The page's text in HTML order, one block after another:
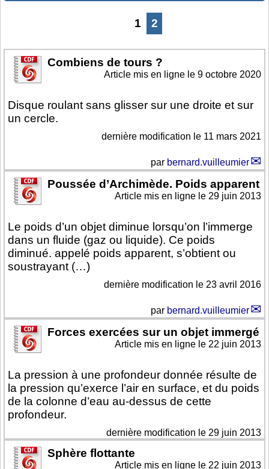
1 2
Combiens de tours ?
Disque roulant sans glisser sur une droite et sur
un cercle.
Article mis en ligne le 9 octobre 2020
dernière modification le 11 mars 2021
par bernard.vuilleumier
Poussée d’Archimède. Poids apparent
Le poids d’un objet diminue lorsqu’on l’immerge
dans un fluide (gaz ou liquide). Ce poids
diminué. appelé poids apparent, s’obtient ou
soustrayant (…)
Article mis en ligne le 29 juin 2013
dernière modification le 23 avril 2016
par bernard.vuilleumier
Forces exercées sur un objet immergé
La pression à une profondeur donnée résulte de
la pression qu’exerce l’air en surface, et du poids
de la colonne d’eau au-dessus de cette
profondeur.
Article mis en ligne le 22 juin 2013
dernière modification le 29 juin 2013
Sphère flottante
Article mis en ligne le 22 juin 2013